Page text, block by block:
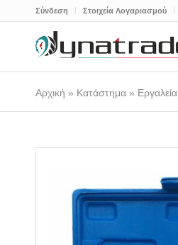
Σύνδεση Στοιχεία Λογαριασμού
Αρχική » Κατάστημα » Εργαλεία